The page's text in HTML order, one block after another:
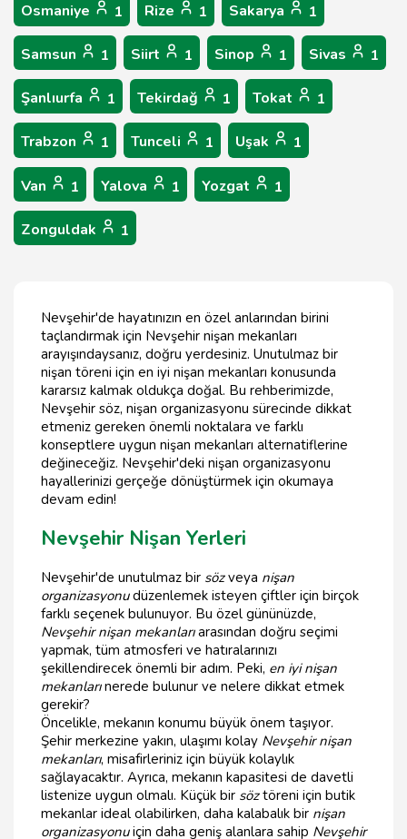
Osmaniye 1 Rize 1 Sakarya 1
Samsun 1 Siirt 1 Sinop 1 Sivas 1
Şanlıurfa 1 Tekirdağ 1 Tokat 1
Trabzon 1 Tunceli 1 Uşak 1
Van 1 Yalova 1 Yozgat 1
Zonguldak 1
Nevşehir'de hayatınızın en özel anlarından birini
taçlandırmak için Nevşehir nişan mekanları
arayışındaysanız, doğru yerdesiniz. Unutulmaz bir
nişan töreni için en iyi nişan mekanları konusunda
kararsız kalmak oldukça doğal. Bu rehberimizde,
Nevşehir söz, nişan organizasyonu sürecinde dikkat
etmeniz gereken önemli noktalara ve farklı
konseptlere uygun nişan mekanları alternatiflerine
değineceğiz. Nevşehir'deki nişan organizasyonu
hayallerinizi gerçeğe dönüştürmek için okumaya
devam edin!
Nevşehir Nişan Yerleri
Nevşehir'de unutulmaz bir sözveya nişan
organizasyonudüzenlemek isteyen çiftler için birçok
farklı seçenek bulunuyor. Bu özel gününüzde,
Nevşehir nişan mekanlarıarasından doğru seçimi
yapmak, tüm atmosferi ve hatıralarınızı
şekillendirecek önemli bir adım. Peki, en iyi nişan
mekanlarınerede bulunur ve nelere dikkat etmek
gerekir?
Öncelikle, mekanın konumu büyük önem taşıyor.
Şehir merkezine yakın, ulaşımı kolay Nevşehir nişan
mekanları, misafirleriniz için büyük kolaylık
sağlayacaktır. Ayrıca, mekanın kapasitesi de davetli
listenize uygun olmalı. Küçük bir söztöreni için butik
mekanlar ideal olabilirken, daha kalabalık bir nişan
organizasyonuiçin daha geniş alanlara sahip Nevşehir